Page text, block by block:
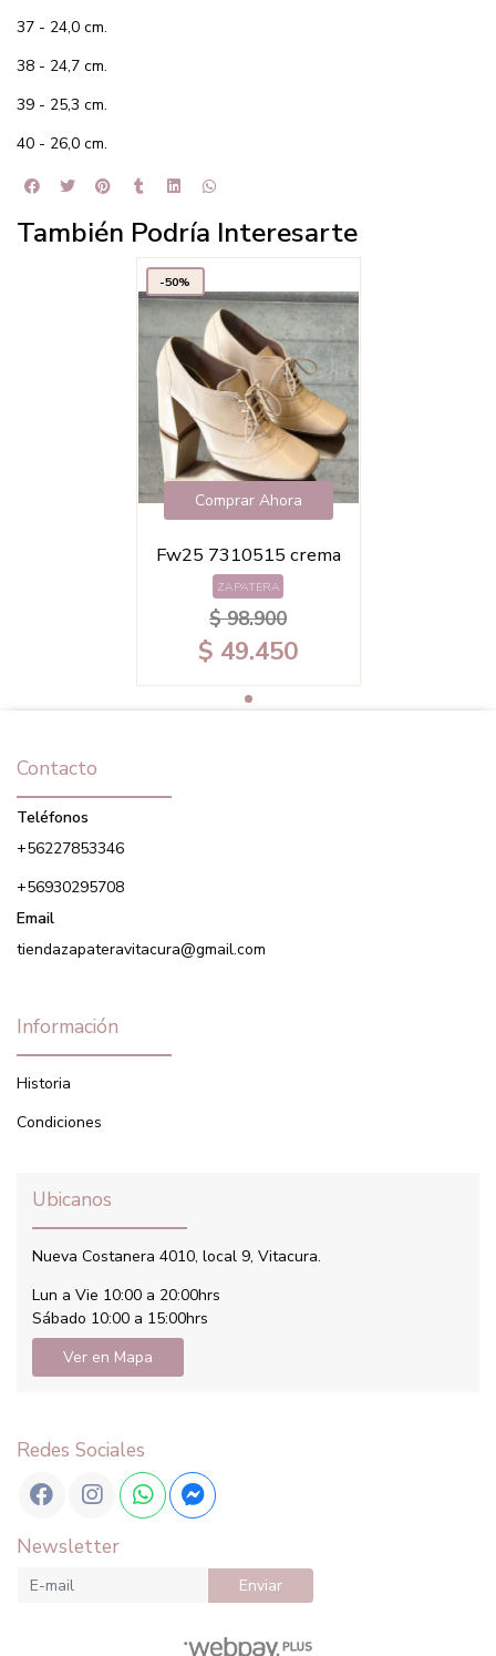
37 - 24,0 cm.
38 - 24,7 cm.
39 - 25,3 cm.
40 - 26,0 cm.
También Podría Interesarte
-50%
Comprar Ahora
Fw25 7310515 crema
ZAPATERA
$ 98.900
$ 49.450
Contacto
Teléfonos
+56227853346
+56930295708
Email
tiendazapateravitacura@gmail.com
Información
Historia
Condiciones
Ubicanos
Nueva Costanera 4010, local 9, Vitacura.
Lun a Vie 10:00 a 20:00hrs
Sábado 10:00 a 15:00hrs
Ver en Mapa
Redes Sociales
Newsletter
Enviar